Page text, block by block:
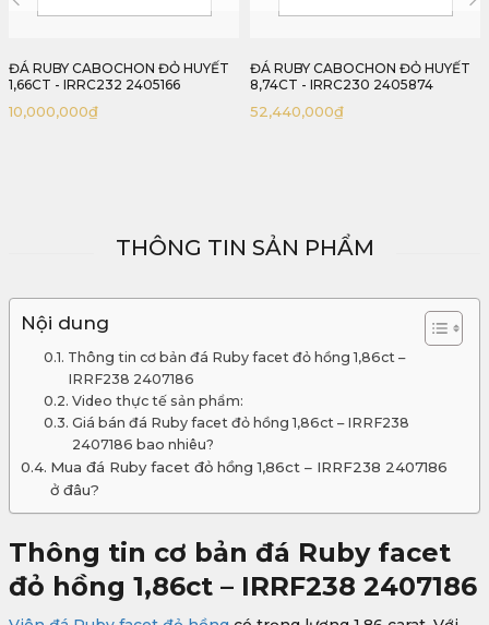
ĐÁ RUBY CABOCHON ĐỎ HUYẾT
8,74CT - IRRC230 2405874
52,440,000₫
ĐÁ RUBY FACET ĐỎ HUYẾT BỒ
CÂU LỤC YÊN KHÔNG NHIỆT
THÔNG TIN SẢN PHẨM
Nội dung
Thông tin cơ bản đá Ruby facet đỏ hồng 1,86ct –
IRRF238 2407186
Video thực tế sản phẩm:
Giá bán đá Ruby facet đỏ hồng 1,86ct – IRRF238
2407186 bao nhiêu?
Mua đá Ruby facet đỏ hồng 1,86ct – IRRF238 2407186
ở đâu?
Thông tin cơ bản đá Ruby facet
đỏ hồng 1,86ct – IRRF238 2407186